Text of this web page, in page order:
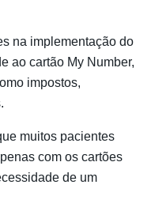
na implementação do
ao cartão My Number,
impostos,
muitos pacientes
com os cartões
de um